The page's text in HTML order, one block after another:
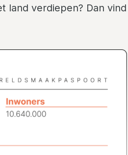
land verdiepen? Dan vind